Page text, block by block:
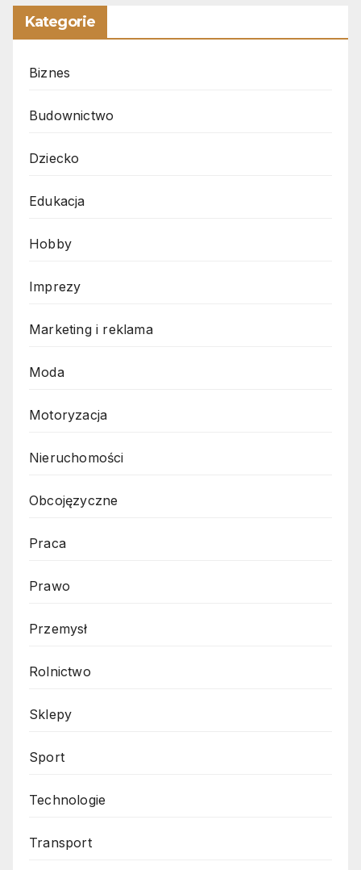
Kategorie
Biznes
Budownictwo
Dziecko
Edukacja
Hobby
Imprezy
Marketing i reklama
Moda
Motoryzacja
Nieruchomości
Obcojęzyczne
Praca
Prawo
Przemysł
Rolnictwo
Sklepy
Sport
Technologie
Transport